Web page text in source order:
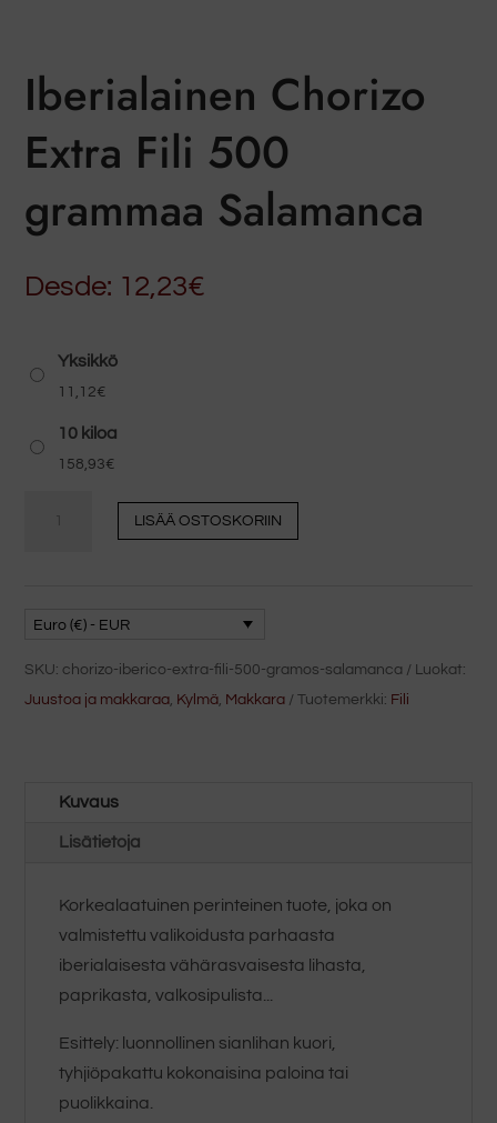
Iberialainen Chorizo
Extra Fili 500
grammaa Salamanca
Desde: 12,23€
Yksikkö
11,12€
10 kiloa
158,93€
Iberialainen
500
LISÄÄ OSTOSKORIIN
Euro (€) - EUR
SKU: chorizo-iberico-extra-fili-500-gramos-salamanca
Luokat:
Juustoa ja makkaraa, Kylmä, Makkara Tuotemerkki: Fili
Kuvaus
Lisätietoja
Korkealaatuinen perinteinen tuote, joka on
valmistettu valikoidusta parhaasta
iberialaisesta vähärasvaisesta lihasta,
paprikasta, valkosipulista...
Esittely: luonnollinen sianlihan kuori,
tyhjiöpakattu kokonaisina paloina tai
puolikkaina.